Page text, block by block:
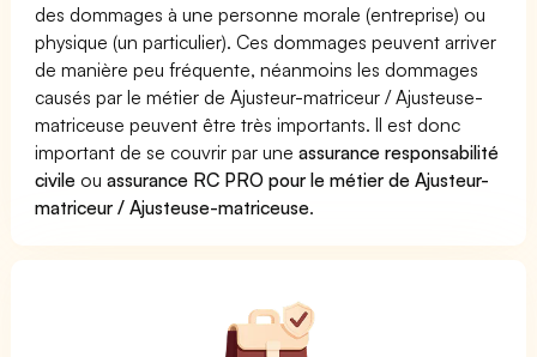
des dommages à une personne morale (entreprise) ou
physique (un particulier). Ces dommages peuvent arriver
de manière peu fréquente, néanmoins les dommages
causés par le métier de Ajusteur-matriceur / Ajusteuse-
matriceuse peuvent être très importants. Il est donc
important de se couvrir par uneassurance responsabilité
civile ouassurance RC PRO pour le métier de Ajusteur-
matriceur / Ajusteuse-matriceuse.